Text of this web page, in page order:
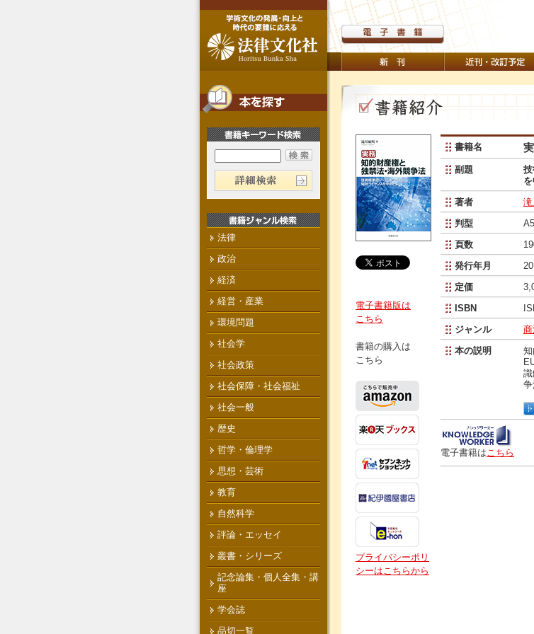
電子書籍版は
こちら
書籍の購入は
こちら
プライバシーポリ
シーはこちらから
書籍名
副題
著者
滝
判型
頁数
発行年月
定価
ISBN
ジャンル
本の説明
争
電子書籍はこちら
法律
政治
経済
経営・産業
環境問題
社会学
社会政策
社会保障・社会福祉
社会一般
歴史
哲学・倫理学
思想・芸術
教育
自然科学
評論・エッセイ
叢書・シリーズ
記念論集・個人全集・講
座
学会誌
品切一覧